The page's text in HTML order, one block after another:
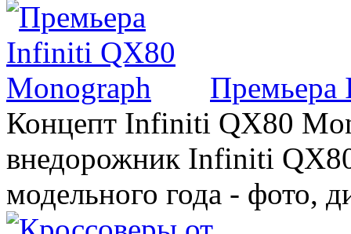
Премьера
Концепт Infiniti QX80
внедорожник Infiniti
модельного года - фото,